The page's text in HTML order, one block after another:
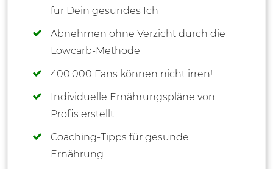
für Dein gesundes Ich
Abnehmen ohne Verzicht durch die
Lowcarb-Methode
400.000 Fans können nicht irren!
Individuelle Ernährungspläne von
Profis erstellt
Coaching-Tipps für gesunde
Ernährung